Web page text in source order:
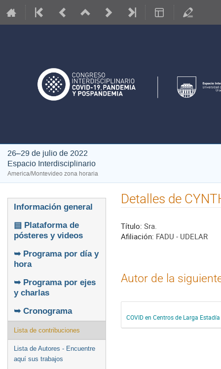
26–29 de julio de 2022
Espacio Interdisciplinario
America/Montevideo zona horaria
Event
menu
Información general
▤ Plataforma de
pósteres y videos
➥ Programa por día y
hora
➥ Programa por ejes
y charlas
➥ Cronograma
Lista de contribuciones
Lista de Autores - Encuentre
aquí sus trabajos
Detalles de
Título: Sra.
Afiliación: FADU - UDELAR
Autor de la
COVID en Centros de Larga Estadía